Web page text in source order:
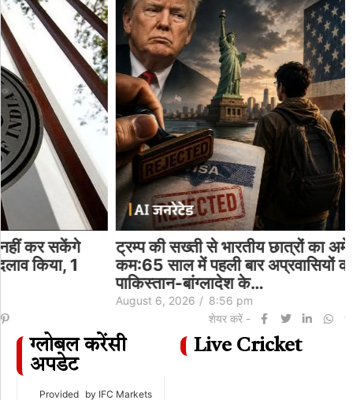
ट्रम्प की सख्ती से भारतीय छात्रों का अमेरिका जाना
कम:65 साल में पहली बार अप्रवासियों की संख्या घटी;
पाकिस्तान-बांग्लादेश के…
8:56 pm
ग्लोबल करेंसी
अपडेट
Provided by IFC Markets
Live Cricket